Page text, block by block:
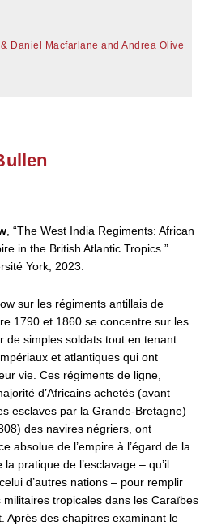
Daniel Macfarlane and Andrea Olive
, “The West India Regiments: African
in the British Atlantic Tropics.”
York, 2023.
sur les régiments antillais de
1790 et 1860 se concentre sur les
de simples soldats tout en tenant
et atlantiques qui ont
vie. Ces régiments de ligne,
d’Africains achetés (avant
esclaves par la Grande-Bretagne)
des navires négriers, ont
absolue de l’empire à l’égard de la
pratique de l’esclavage – qu’il
d’autres nations – pour remplir
militaires tropicales dans les Caraïbes
Après des chapitres examinant le